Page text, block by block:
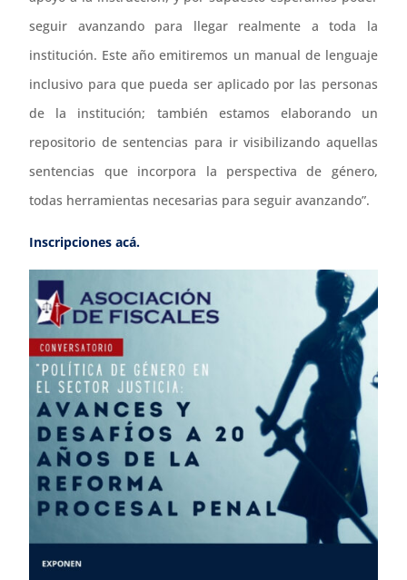
seguir avanzando para llegar realmente a toda la
institución. Este año emitiremos un manual de lenguaje
inclusivo para que pueda ser aplicado por las personas
de la institución; también estamos elaborando un
repositorio de sentencias para ir visibilizando aquellas
sentencias que incorpora la perspectiva de género,
todas herramientas necesarias para seguir avanzando”.
Inscripciones acá.